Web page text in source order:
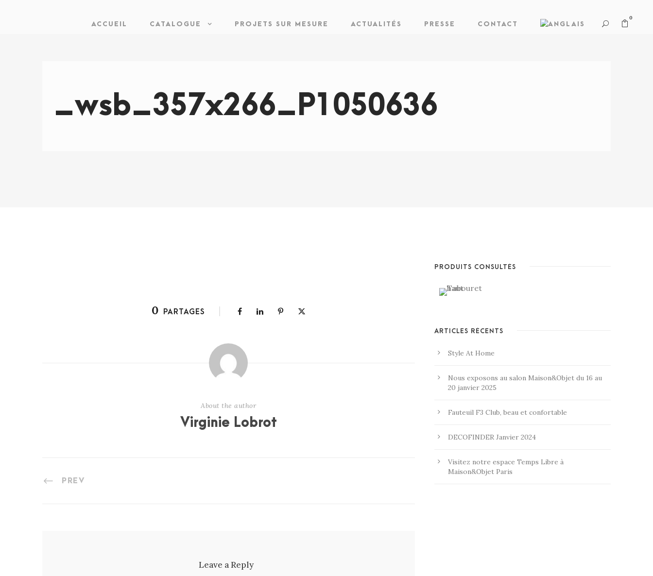
ACCUEIL CATALOGUE PROJETS SUR MESURE ACTUALITÉS PRESSE CONTACT
0
_wsb_357x266_P1050636
0 PARTAGES
About the author
Virginie Lobrot
PREV
Leave a Reply
PRODUITS CONSULTÉS
ARTICLES RÉCENTS
Style At Home
Nous exposons au salon Maison&Objet du 16 au
20 janvier 2025
Fauteuil F3 Club, beau et confortable
DECOFINDER Janvier 2024
Visitez notre espace Temps Libre à
Maison&Objet Paris